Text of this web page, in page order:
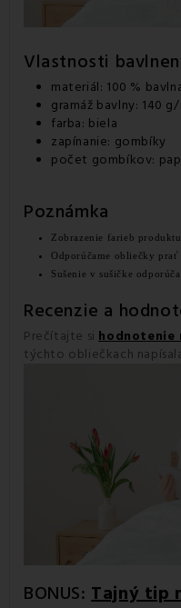
Vlastnosti
materiál: 100 %
gramáž bavlny: 140
farba: biela
zapínanie: gombíky
počet gombíkov:
Poznámka
Zobrazenie farieb
Odporúčame obliečky prať
Sušenie v sušičke
Recenzie a
Prečítajte si hodnotenie
týchto obliečkach
BONUS:Tajný tip